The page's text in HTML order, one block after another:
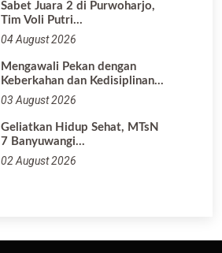
Sabet Juara 2 di Purwoharjo,
Tim Voli Putri…
04 August 2026
Mengawali Pekan dengan
Keberkahan dan Kedisiplinan…
03 August 2026
Geliatkan Hidup Sehat, MTsN
7 Banyuwangi…
02 August 2026